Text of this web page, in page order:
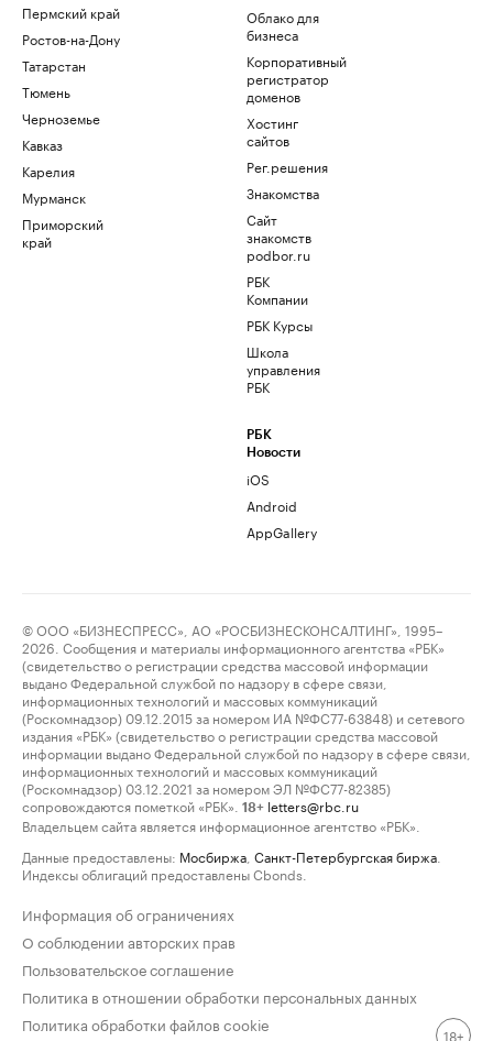
Пермский край
Ростов-на-Дону
Татарстан
Тюмень
Черноземье
Кавказ
Карелия
Мурманск
Приморский
край
Облако для
бизнеса
Корпоративный
регистратор
доменов
Хостинг
сайтов
Рег.решения
Знакомства
Сайт
знакомств
podbor.ru
РБК
Компании
РБК Курсы
Школа
управления
РБК
РБК
Новости
iOS
Android
AppGallery
© ООО «БИЗНЕСПРЕСС», АО «РОСБИЗНЕСКОНСАЛТИНГ», 1995–
2026. Сообщения и материалы информационного агентства «РБК»
(свидетельство о регистрации средства массовой информации
выдано Федеральной службой по надзору в сфере связи,
информационных технологий и массовых коммуникаций
(Роскомнадзор) 09.12.2015 за номером ИА №ФС77-63848) и сетевого
издания «РБК» (свидетельство о регистрации средства массовой
информации выдано Федеральной службой по надзору в сфере связи,
информационных технологий и массовых коммуникаций
(Роскомнадзор) 03.12.2021 за номером ЭЛ №ФС77-82385)
сопровождаются пометкой «РБК».
18+ letters@rbc.ru
Владельцем сайта является информационное агентство «РБК».
Данные предоставлены: Мосбиржа Санкт-Петербургская биржа
Индексы облигаций предоставлены Cbonds.
Информация об ограничениях
О соблюдении авторских прав
Пользовательское соглашение
Политика в отношении обработки персональных данных
Политика обработки файлов cookie
18+